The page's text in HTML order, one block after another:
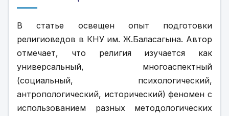
В статье освещен опыт подготовки
религиоведов в КНУ им. Ж.Баласагына. Автор
отмечает, что религия изучается как
универсальный, многоаспектный
(социальный, психологический,
антропологический, исторический) феномен с
использованием разных методологических